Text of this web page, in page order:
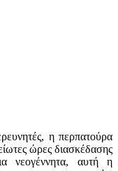
η περπατούρα
ώρες διασκέδασης
νεογέννητα, αυτή η